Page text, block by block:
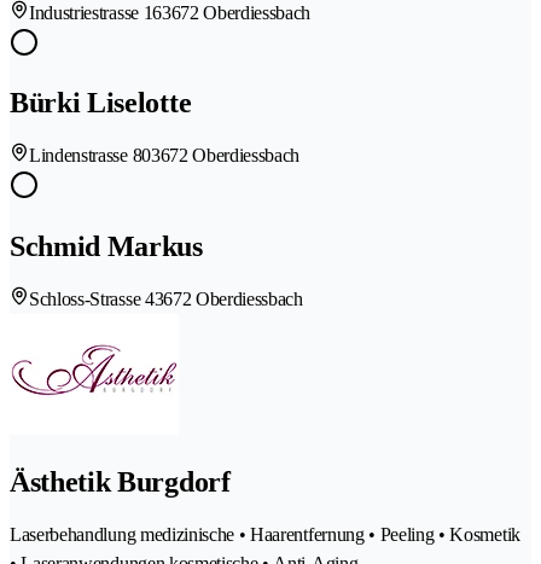
Industriestrasse 163672 Oberdiessbach
Bürki Liselotte
Lindenstrasse 803672 Oberdiessbach
Schmid Markus
Schloss-Strasse 43672 Oberdiessbach
Ästhetik Burgdorf
Laserbehandlung medizinische • Haarentfernung • Peeling • Kosmetik